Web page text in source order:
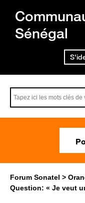
Sénégal
Forum Sonatel
Question: « Je veut